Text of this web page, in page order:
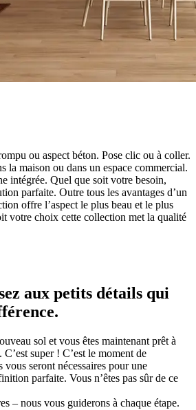
ou aspect béton. Pose clic ou à coller.
la maison ou dans un espace commercial.
intégrée. Quel que soit votre besoin,
parfaite. Outre tous les avantages d’un
offre l’aspect le plus beau et le plus
votre choix cette collection met la qualité
aux petits détails qui
sol et vous êtes maintenant prêt à
super ! C’est le moment de
seront nécessaires pour une
parfaite. Vous n’êtes pas sûr de ce
– nous vous guiderons à chaque étape.